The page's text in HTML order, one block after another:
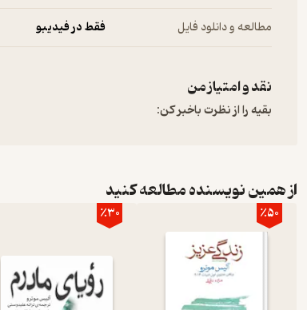
مطالعه و دانلود فایل فقط در فیدیبو
نقد و امتیاز من
بقیه را از نظرت باخبر کن:
از همین نویسنده مطالعه کنید
٪50 ٪30